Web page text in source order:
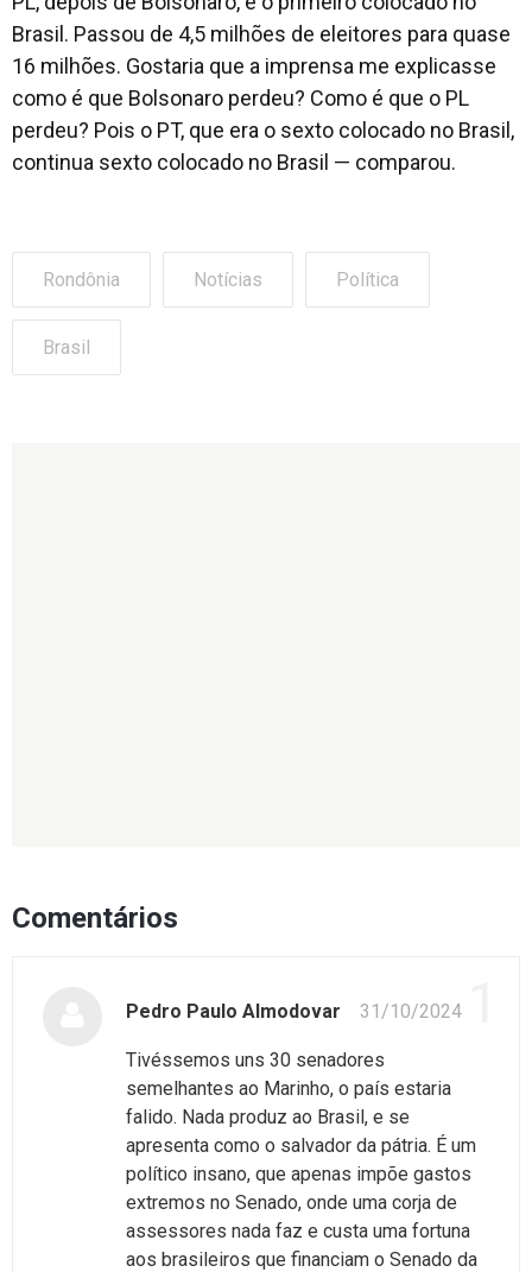
Brasil. Passou de 4,5 milhões de eleitores para quase
16 milhões. Gostaria que a imprensa me explicasse
como é que Bolsonaro perdeu? Como é que o PL
perdeu? Pois o PT, que era o sexto colocado no Brasil,
continua sexto colocado no Brasil — comparou.
Rondônia Notícias Política
Brasil
Comentários
Pedro Paulo Almodovar 31/10/2024
Tivéssemos uns 30 senadores
semelhantes ao Marinho, o país estaria
falido. Nada produz ao Brasil, e se
apresenta como o salvador da pátria. É um
político insano, que apenas impõe gastos
extremos no Senado, onde uma corja de
assessores nada faz e custa uma fortuna
aos brasileiros que financiam o Senado da